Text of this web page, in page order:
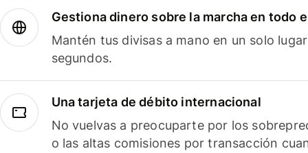
Gestiona dinero sobre la marcha en todo
Mantén tus divisas a mano en un solo
segundos.
Una tarjeta de débito internacional
No vuelvas a preocuparte por los
o las altas comisiones por transacción